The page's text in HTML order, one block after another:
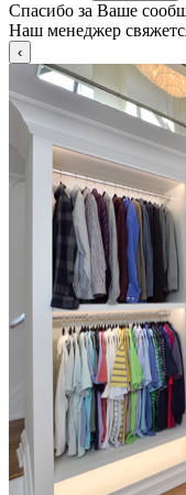
Спасибо за Ваше
Наш менеджер